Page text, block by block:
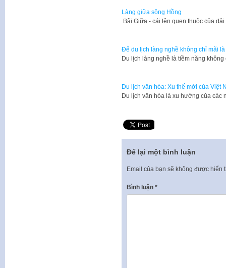
Làng giữa sông Hồng
Bãi Giữa - cái tên quen thuộc của
Để du lịch làng nghề không chỉ mãi
Du lịch làng nghề là tiềm năng
Du lịch văn hóa: Xu thế mới của Việt
​Du lịch văn hóa là xu hướng của
Để lại một bình luận
Email của bạn sẽ không được hiển
Bình luận *